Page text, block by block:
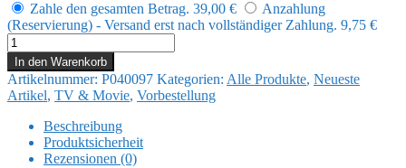
Zahle den gesamten Betrag. 39,00 €
Anzahlung
(Reservierung) - Versand erst nach vollständiger Zahlung. 9,75 €
Asterix
Figur
Asterix
30
cm
Menge
In den Warenkorb
Artikelnummer: P040097 Kategorien: Alle Produkte, Neueste
Artikel, TV & Movie, Vorbestellung
Beschreibung
Produktsicherheit
Rezensionen (0)